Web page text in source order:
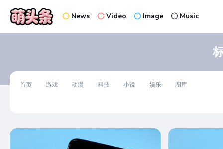
News Video Image Music
首页 游戏 动漫 科技 小说 娱乐 图库